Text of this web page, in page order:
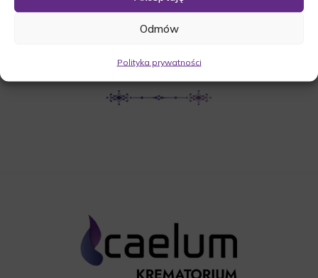
Odmów
Polityka prywatności
POBIERZ POWIADOMIENIE SMS